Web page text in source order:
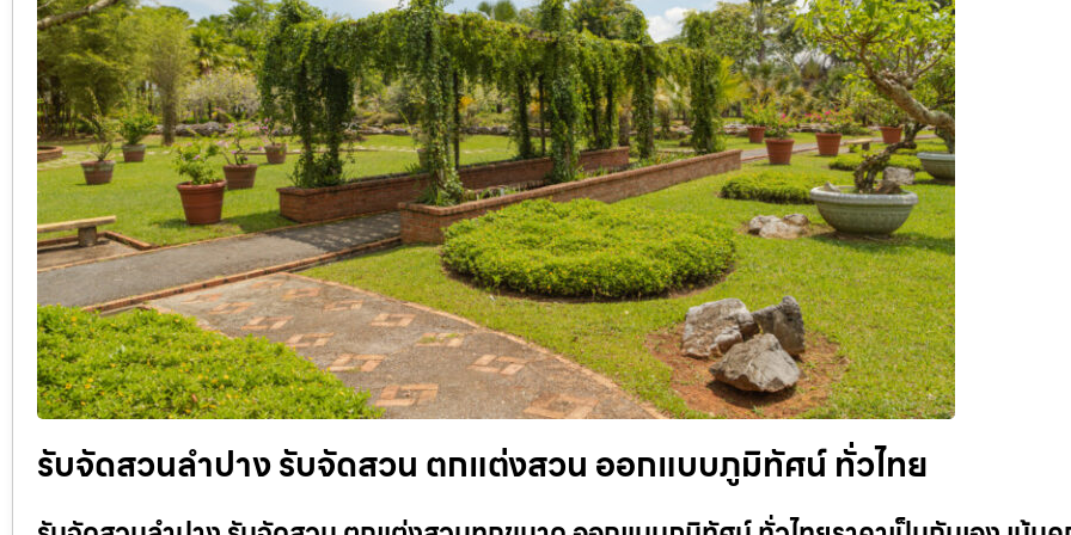
รับจัดสวนลำปาง รับจัดสวน ตกแต่งสวน ออกแบบภูมิทัศน์ ทั่วไทย